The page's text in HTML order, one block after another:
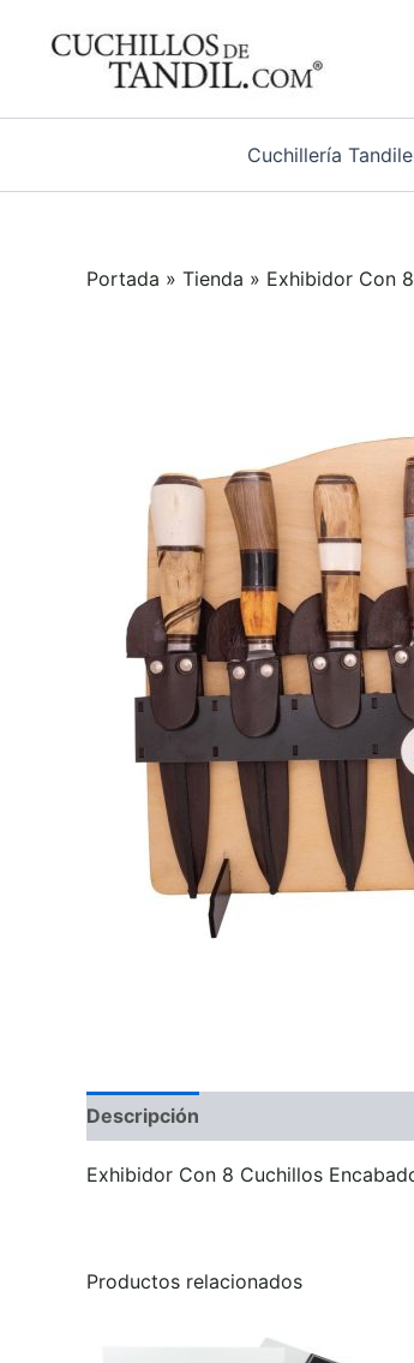
Cuchillería
Portada » Tienda » Exhibidor Con
Descripción
Exhibidor Con 8 Cuchillos
Productos relacionados